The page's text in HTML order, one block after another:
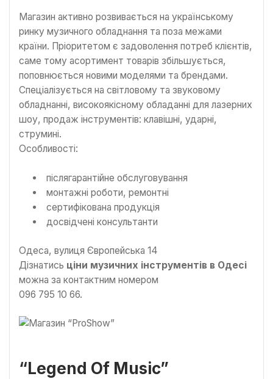
Магазин активно розвивається на українському
ринку музичного обладнання та поза межами
країни. Пріоритетом є задоволення потреб клієнтів,
саме тому асортимент товарів збільшується,
поповнюється новими моделями та брендами.
Спеціалізується на світловому та звуковому
обладнанні, високоякісному обладанні для лазерних
шоу, продаж інструментів: клавішні, ударні,
струмині.
Особливості:
післягарантійне обслуговування
монтажні роботи, ремонтні
сертифікована продукція
досвідчені консультанти
Одеса, вулиця Європейська 14
Дізнатись ціни музичних інструментів в Одесі
можна за контактним номером
096 795 10 66.
“Legend Of Music”